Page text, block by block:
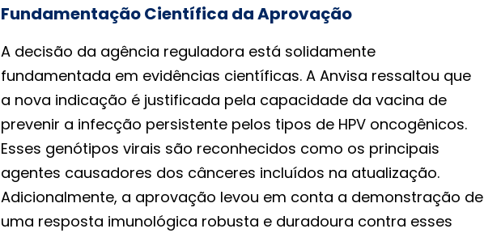
Fundamentação Científica da Aprovação
A decisão da agência reguladora está solidamente
fundamentada em evidências científicas. A Anvisa ressaltou que
a nova indicação é justificada pela capacidade da vacina de
prevenir a infecção persistente pelos tipos de HPV oncogênicos.
Esses genótipos virais são reconhecidos como os principais
agentes causadores dos cânceres incluídos na atualização.
Adicionalmente, a aprovação levou em conta a demonstração de
uma resposta imunológica robusta e duradoura contra esses